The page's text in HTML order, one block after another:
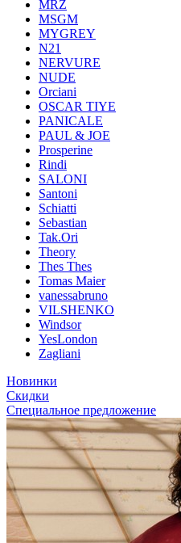
MRZ
MSGM
MYGREY
N21
NERVURE
NUDE
Orciani
OSCAR TIYE
PANICALE
PAUL & JOE
Prosperine
Rindi
SALONI
Santoni
Schiatti
Sebastian
Tak.Ori
Theory
Thes Thes
Tomas Maier
vanessabruno
VILSHENKO
Windsor
YesLondon
Zagliani
Новинки
Скидки
Специальное предложение